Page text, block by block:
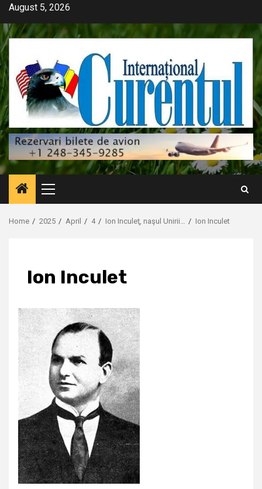
Skip
content
August 5, 2026
Primary
Menu
Home 2025 April 4 Ion Inculeţ, naşul Unirii… Ion Inculet
Ion Inculet